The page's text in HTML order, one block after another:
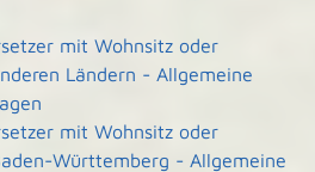
mit Wohnsitz oder
Ländern - Allgemeine
mit Wohnsitz oder
Württemberg - Allgemeine